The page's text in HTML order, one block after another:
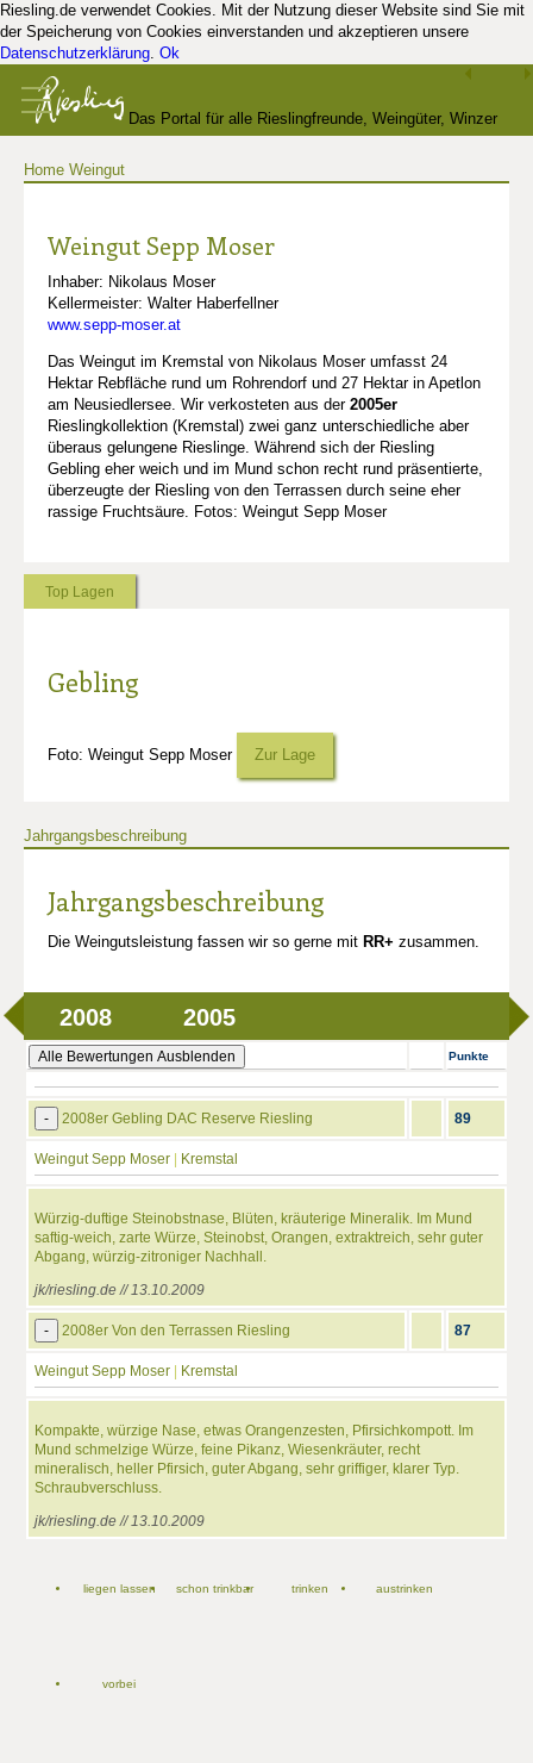
Riesling.de verwendet Cookies. Mit der Nutzung dieser Website sind Sie mit
der Speicherung von Cookies einverstanden und akzeptieren unsere
Datenschutzerklärung. Ok
Das Portal für alle Rieslingfreunde, Weingüter, Winzer
Home Weingut
Weingut Sepp Moser
Inhaber: Nikolaus Moser
Kellermeister: Walter Haberfellner
www.sepp-moser.at
Das Weingut im Kremstal von Nikolaus Moser umfasst 24
Hektar Rebfläche rund um Rohrendorf und 27 Hektar in Apetlon
am Neusiedlersee. Wir verkosteten aus der 2005er
Rieslingkollektion (Kremstal) zwei ganz unterschiedliche aber
überaus gelungene Rieslinge. Während sich der Riesling
Gebling eher weich und im Mund schon recht rund präsentierte,
überzeugte der Riesling von den Terrassen durch seine eher
rassige Fruchtsäure. Fotos: Weingut Sepp Moser
Top Lagen
Gebling
Foto: Weingut Sepp Moser Zur Lage
Jahrgangsbeschreibung
Jahrgangsbeschreibung
Die Weingutsleistung fassen wir so gerne mit RR+ zusammen.
2008 2005
Alle Bewertungen Ausblenden Punkte
- 2008er Gebling DAC Reserve Riesling 89
Weingut Sepp Moser Kremstal
Würzig-duftige Steinobstnase, Blüten, kräuterige Mineralik. Im Mund
saftig-weich, zarte Würze, Steinobst, Orangen, extraktreich, sehr guter
Abgang, würzig-zitroniger Nachhall.
jk/riesling.de // 13.10.2009
- 2008er Von den Terrassen Riesling 87
Weingut Sepp Moser Kremstal
Kompakte, würzige Nase, etwas Orangenzesten, Pfirsichkompott. Im
Mund schmelzige Würze, feine Pikanz, Wiesenkräuter, recht
mineralisch, heller Pfirsich, guter Abgang, sehr griffiger, klarer Typ.
Schraubverschluss.
jk/riesling.de // 13.10.2009
liegen lassen schon trinkbar trinken austrinken
vorbei